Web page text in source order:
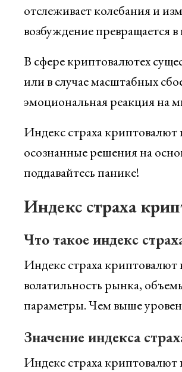
отслеживает колебания и
возбуждение превращается в
В сфере криптовалютех
или в случае масштабных
эмоциональная реакция на
Индекс страха криптовалют
осознанные решения на
поддавайтесь панике!
Индекс страха
Что такое индекс
Индекс страха криптовалют
волатильность рынка,
параметры. Чем выше
Значение индекса
Индекс страха